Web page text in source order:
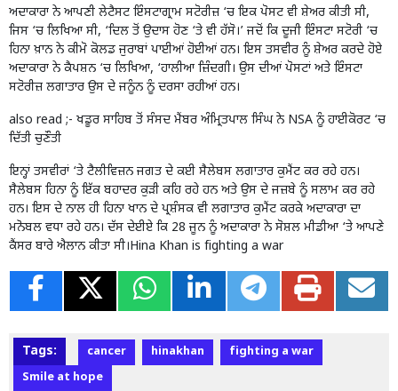
ਅਦਾਕਾਰਾ ਨੇ ਆਪਣੀ ਲੇਟੈਸਟ ਇੰਸਟਾਗ੍ਰਾਮ ਸਟੋਰੀਜ਼ ‘ਚ ਇਕ ਪੋਸਟ ਵੀ ਸ਼ੇਅਰ ਕੀਤੀ ਸੀ,
ਜਿਸ ‘ਚ ਲਿਖਿਆ ਸੀ, ‘ਦਿਲ ਤੋਂ ਉਦਾਸ ਹੋਣ ‘ਤੇ ਵੀ ਹੱਸੋ।’ ਜਦੋਂ ਕਿ ਦੂਜੀ ਇੰਸਟਾ ਸਟੋਰੀ ‘ਚ
ਹਿਨਾ ਖ਼ਾਨ ਨੇ ਕੀਮੋ ਕੋਲਡ ਜੁਰਾਬਾਂ ਪਾਈਆਂ ਹੋਈਆਂ ਹਨ। ਇਸ ਤਸਵੀਰ ਨੂੰ ਸ਼ੇਅਰ ਕਰਦੇ ਹੋਏ
ਅਦਾਕਾਰਾ ਨੇ ਕੈਪਸ਼ਨ ‘ਚ ਲਿਖਿਆ, ‘ਹਾਲੀਆ ਜ਼ਿੰਦਗੀ। ਉਸ ਦੀਆਂ ਪੋਸਟਾਂ ਅਤੇ ਇੰਸਟਾ
ਸਟੋਰੀਜ਼ ਲਗਾਤਾਰ ਉਸ ਦੇ ਜਨੂੰਨ ਨੂੰ ਦਰਸਾ ਰਹੀਆਂ ਹਨ।
also read ;- ਖਡੂਰ ਸਾਹਿਬ ਤੋਂ ਸੰਸਦ ਮੈਂਬਰ ਅੰਮ੍ਰਿਤਪਾਲ ਸਿੰਘ ਨੇ NSA ਨੂੰ ਹਾਈਕੋਰਟ ‘ਚ
ਦਿੱਤੀ ਚੁਣੌਤੀ
ਇਨ੍ਹਾਂ ਤਸਵੀਰਾਂ ‘ਤੇ ਟੈਲੀਵਿਜ਼ਨ ਜਗਤ ਦੇ ਕਈ ਸੈਲੇਬਸ ਲਗਾਤਾਰ ਕੁਮੈਂਟ ਕਰ ਰਹੇ ਹਨ।
ਸੈਲੇਬਸ ਹਿਨਾ ਨੂੰ ਇੱਕ ਬਹਾਦਰ ਕੁੜੀ ਕਹਿ ਰਹੇ ਹਨ ਅਤੇ ਉਸ ਦੇ ਜਜ਼ਬੇ ਨੂੰ ਸਲਾਮ ਕਰ ਰਹੇ
ਹਨ। ਇਸ ਦੇ ਨਾਲ ਹੀ ਹਿਨਾ ਖਾਨ ਦੇ ਪ੍ਰਸ਼ੰਸਕ ਵੀ ਲਗਾਤਾਰ ਕੁਮੈਂਟ ਕਰਕੇ ਅਦਾਕਾਰਾ ਦਾ
ਮਨੋਬਲ ਵਧਾ ਰਹੇ ਹਨ। ਦੱਸ ਦੇਈਏ ਕਿ 28 ਜੂਨ ਨੂੰ ਅਦਾਕਾਰਾ ਨੇ ਸੋਸ਼ਲ ਮੀਡੀਆ ‘ਤੇ ਆਪਣੇ
ਕੈਂਸਰ ਬਾਰੇ ਐਲਾਨ ਕੀਤਾ ਸੀ।Hina Khan is fighting a war
Tags: cancer hinakhan
fighting a war
Smile at hope